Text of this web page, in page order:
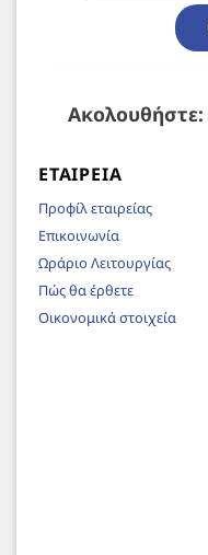
Ακολουθήστε:
ΕΤΑΙΡΕΊΑ
Προφίλ εταιρείας
Επικοινωνία
Ωράριο Λειτουργίας
Πώς θα έρθετε
Οικονομικά στοιχεία